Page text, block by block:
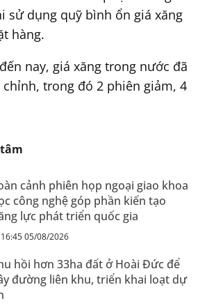
sử dụng quỹ bình ổn giá xăng
hàng.
nay, giá xăng trong nước đã
trong đó 2 phiên giảm, 4
cảnh phiên họp ngoại giao khoa
công nghệ góp phần kiến tạo
lực phát triển quốc gia
16:45 05/08/2026
hồi hơn 33ha đất ở Hoài Đức để
đường liên khu, triển khai loạt dự